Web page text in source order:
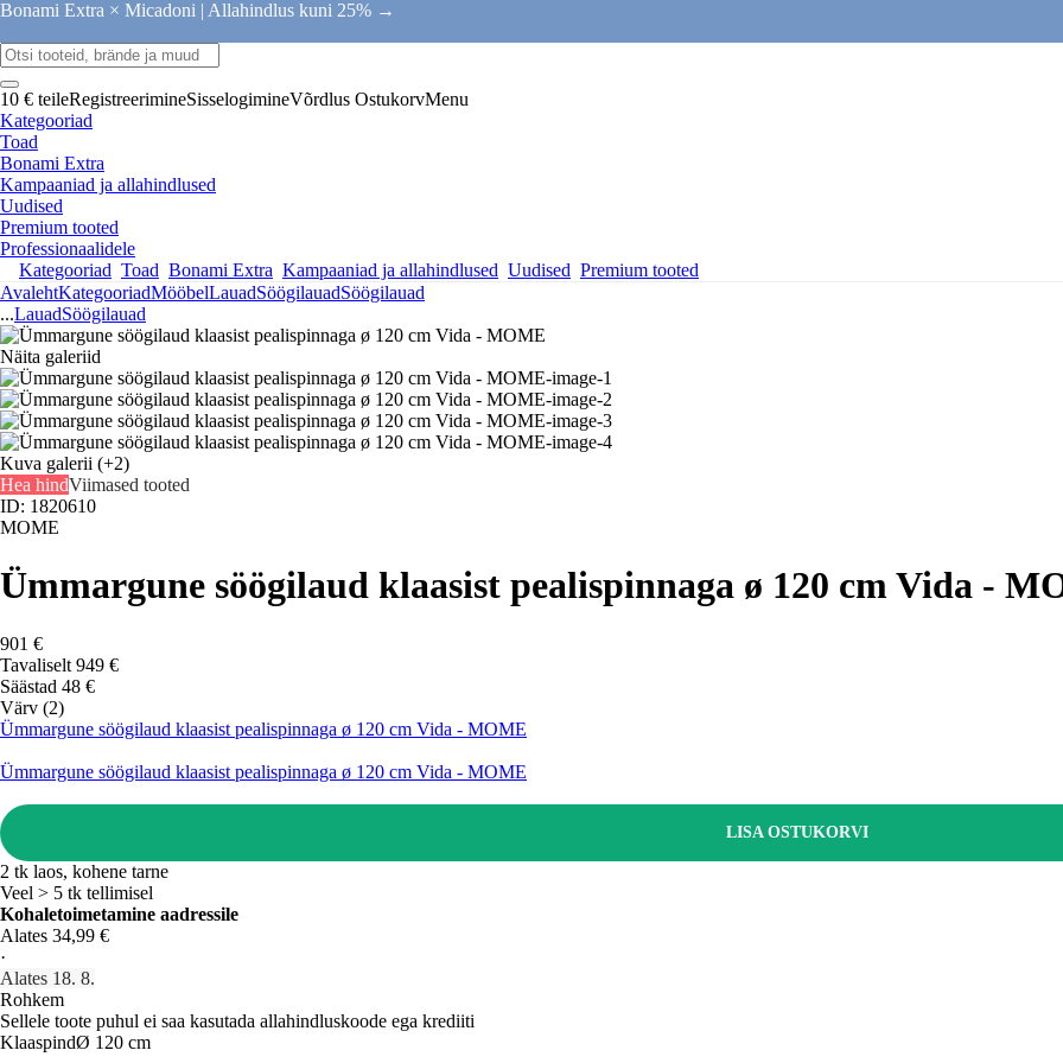
Bonami Extra × Micadoni | Allahindlus kuni 25% →
10 € teileRegistreerimineSisselogimineVõrdlus OstukorvMenu
Kategooriad
Toad
Bonami Extra
Kampaaniad ja allahindlused
Uudised
Premium tooted
Professionaalidele
Kategooriad Toad Bonami Extra Kampaaniad ja allahindlused Uudised Premium tooted
AvalehtKategooriadMööbelLauadSöögilauadSöögilauad
...LauadSöögilauad
Näita galeriid
Kuva galerii (+2)
Hea hindViimased tooted
ID: 1820610
MOME
Ümmargune söögilaud klaasist pealispinnaga ø 120 cm Vida -
901 €
Tavaliselt 949 €
Säästad 48 €
Värv (2)
Ümmargune söögilaud klaasist pealispinnaga ø 120 cm Vida - MOME
Ümmargune söögilaud klaasist pealispinnaga ø 120 cm Vida - MOME
LISA OSTUKORVI
2 tk laos, kohene tarne
Veel > 5 tk tellimisel
Kohaletoimetamine aadressile
Alates 34,99 €
·
Alates 18. 8.
Rohkem
Sellele toote puhul ei saa kasutada allahindluskoode ega krediiti
KlaaspindØ 120 cm